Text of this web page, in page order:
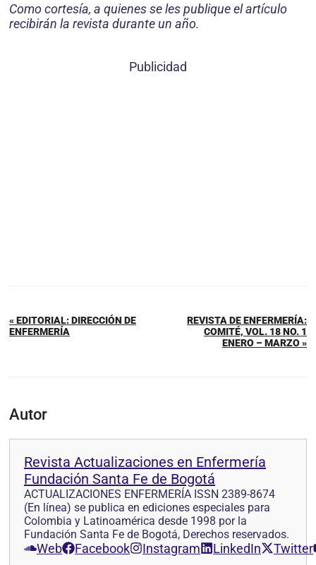
Como cortesía, a quienes se les publique el artículo
recibirán la revista durante un año.
Publicidad
« EDITORIAL: DIRECCIÓN DE
ENFERMERÍA
REVISTA DE ENFERMERÍA:
COMITÉ, VOL. 18 NO. 1
ENERO – MARZO »
Autor
Revista Actualizaciones en Enfermería
Fundación Santa Fe de Bogotá
ACTUALIZACIONES ENFERMERÍA ISSN 2389-8674
(En línea) se publica en ediciones especiales para
Colombia y Latinoamérica desde 1998 por la
Fundación Santa Fe de Bogotá, Derechos reservados.
Web Facebook Instagram LinkedIn Twitter